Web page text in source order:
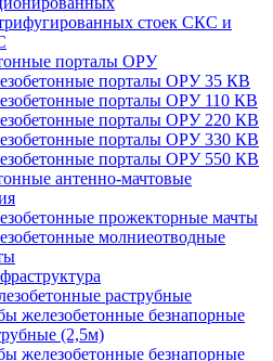
стоек СКС и
порталы ОРУ
порталы ОРУ 35 КВ
порталы ОРУ 110 КВ
порталы ОРУ 220 КВ
порталы ОРУ 330 КВ
порталы ОРУ 550 КВ
антенно-мачтовые
прожекторные мачты
молниеотводные
раструбные
железобетонные безнапорные
(2,5м)
железобетонные безнапорные